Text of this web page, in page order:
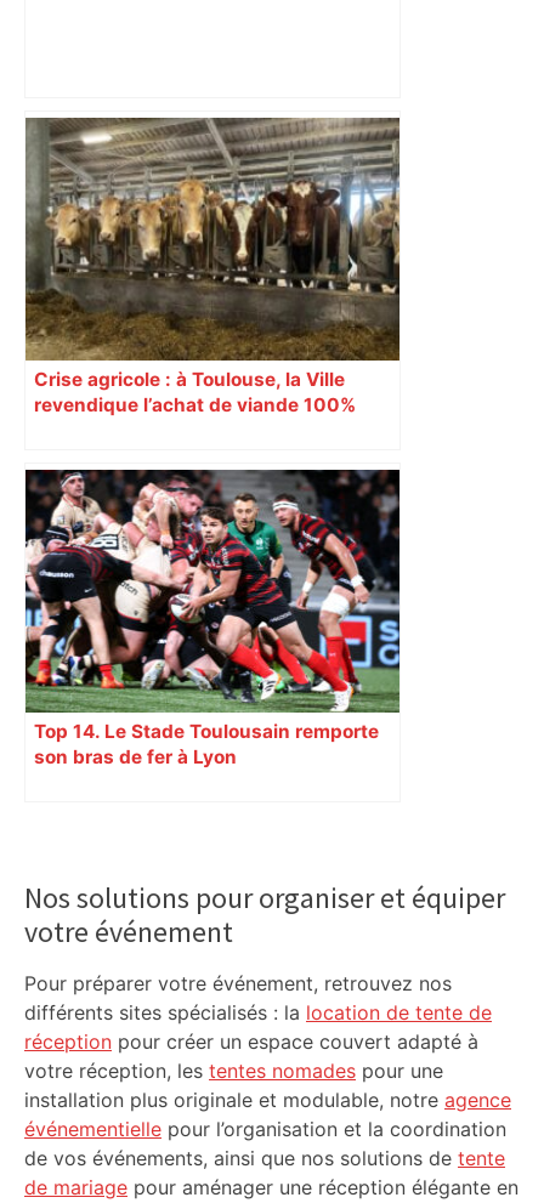
Au cœur du quotidien d'une infirmière
du CHU de Toulouse – Sud Radio
Crise agricole : à Toulouse, la Ville
revendique l’achat de viande 100%
Top 14. Le Stade Toulousain remporte
son bras de fer à Lyon
Sidebar
Nos solutions pour organiser et équiper
votre événement
Pour préparer votre événement, retrouvez nos
différents sites spécialisés : la location de tente de
réception pour créer un espace couvert adapté à
votre réception, les tentes nomades pour une
installation plus originale et modulable, notre agence
événementielle pour l’organisation et la coordination
de vos événements, ainsi que nos solutions de tente
de mariage pour aménager une réception élégante en